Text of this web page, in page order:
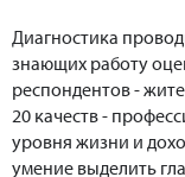
Диагностика
знающих работу
респондентов -
20 качеств -
уровня жизни и
умение выделить